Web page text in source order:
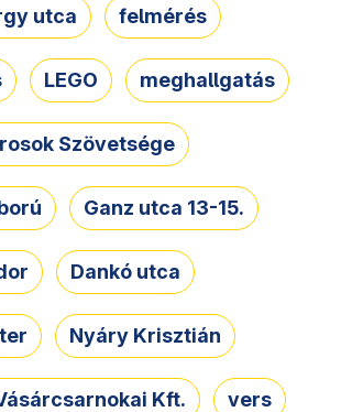
utca felmérés
LEGO meghallgatás
Szövetsége
Ganz utca 13-15.
Dankó utca
Nyáry Krisztián
Kft. vers